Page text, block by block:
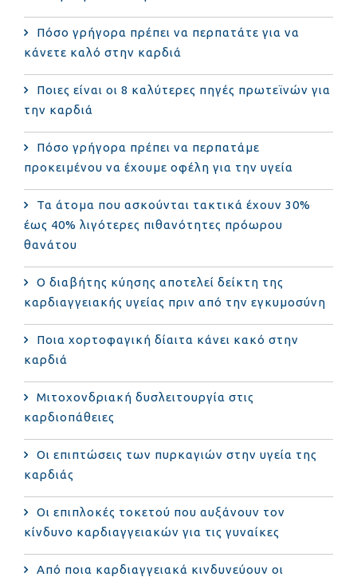
Πόσο γρήγορα πρέπει να περπατάτε για να
κάνετε καλό στην καρδιά
Ποιες είναι οι 8 καλύτερες πηγές πρωτεϊνών για
την καρδιά
Πόσο γρήγορα πρέπει να περπατάμε
προκειμένου να έχουμε οφέλη για την υγεία
Τα άτομα που ασκούνται τακτικά έχουν 30%
έως 40% λιγότερες πιθανότητες πρόωρου
θανάτου
Ο διαβήτης κύησης αποτελεί δείκτη της
καρδιαγγειακής υγείας πριν από την εγκυμοσύνη
Ποια χορτοφαγική δίαιτα κάνει κακό στην
καρδιά
Μιτοχονδριακή δυσλειτουργία στις
καρδιοπάθειες
Οι επιπτώσεις των πυρκαγιών στην υγεία της
καρδιάς
Οι επιπλοκές τοκετού που αυξάνουν τον
κίνδυνο καρδιαγγειακών για τις γυναίκες
Από ποια καρδιαγγειακά κινδυνεύουν οι